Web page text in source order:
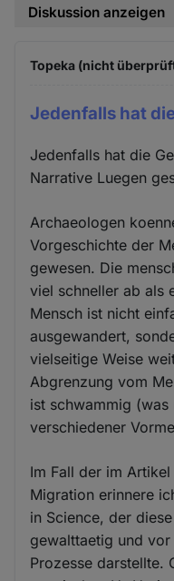
Diskussion anzeigen
Topeka (nicht
Jedenfalls hat
Jedenfalls hat die
Narrative Luegen
Archaeologen
Vorgeschichte der
gewesen. Die
viel schneller ab als
Mensch ist nicht
ausgewandert,
vielseitige Weise
Abgrenzung vom
ist schwammig (was
verschiedener
Im Fall der im
Migration erinnere
in Science, der
gewalttaetig und
Prozesse darstellte.